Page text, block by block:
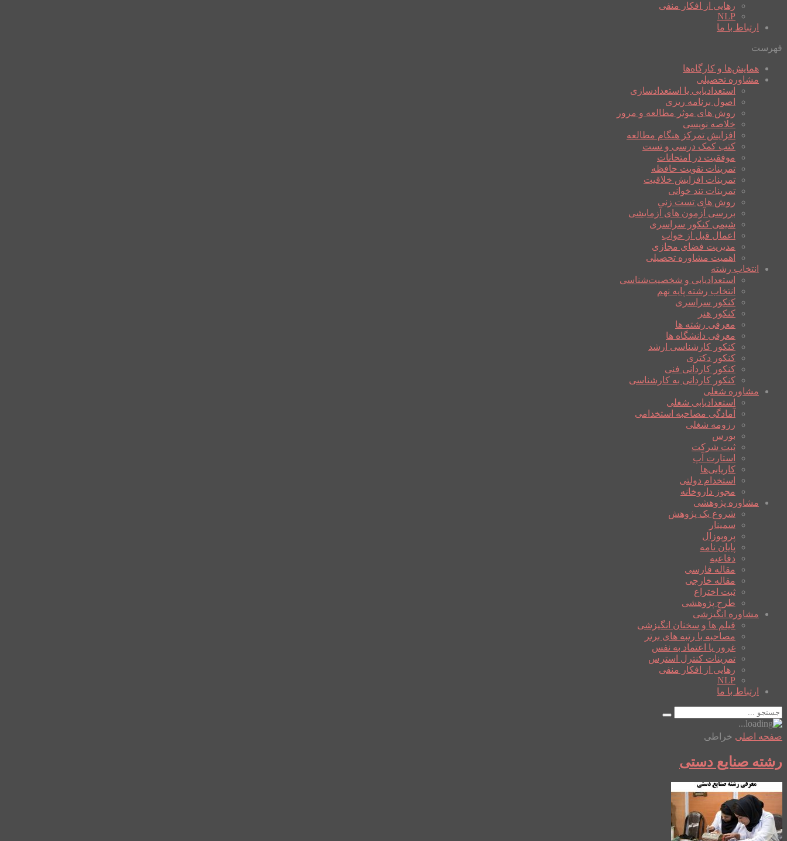
رهایی از افکار منفی
NLP
ارتباط با ما
فهرست
همایش‌ها و کارگاه‌ها
مشاوره تحصیلی
استعدادیابی یا استعدادسازی
اصول برنامه ریزی
روش های موثر مطالعه و مرور
خلاصه نویسی
افزایش تمرکز هنگام مطالعه
کتب کمک درسی و تست
موفقیت در امتحانات
تمرینات تقویت حافظه
تمرینات افزایش خلاقیت
تمرینات تند خوانی
روش های تست زنی
بررسی آزمون های آزمایشی
شیمی کنکور سراسری
اعمال قبل از خواب
مدیریت فضای مجازی
اهمیت مشاوره تحصیلی
انتخاب رشته
استعدادیابی و شخصیت‌شناسی
انتخاب رشته پایه نهم
کنکور سراسری
کنکور هنر
معرفی رشته ها
معرفی دانشگاه ها
کنکور کارشناسی ارشد
کنکور دکتری
کنکور کاردانی فنی
کنکور کاردانی به کارشناسی
مشاوره شغلی
استعدادیابی شغلی
آمادگی مصاحبه استخدامی
رزومه شغلی
بورس
ثبت شرکت
استارت آپ
کاریابی‌ها
استخدام دولتی
مجوز داروخانه
مشاوره پژوهشی
شروع یک پژوهش
سمینار
پروپوزال
پایان نامه
دفاعیه
مقاله فارسی
مقاله خارجی
ثبت اختراع
طرح پژوهشی
مشاوره انگیزشی
فیلم ها و سخنان انگیزشی
مصاحبه با رتبه های برتر
غرور یا اعتماد به نفس
تمرینات کنترل استرس
رهایی از افکار منفی
NLP
ارتباط با ما
صفحه اصلی خراطی
رشته صنایع دستی